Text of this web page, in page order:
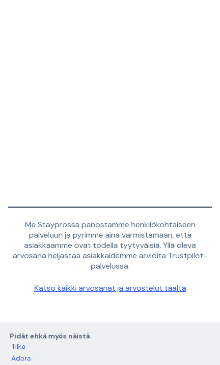
Me Stayprossa panostamme henkilökohtaiseen
palveluun ja pyrimme aina varmistamaan, että
asiakkaamme ovat todella tyytyväisiä. Yllä oleva
arvosana heijastaa asiakkaidemme arvioita Trustpilot-
palvelussa.
Katso kaikki arvosanat ja arvostelut täältä
Pidät ehkä myös näistä
Tilka
Adora